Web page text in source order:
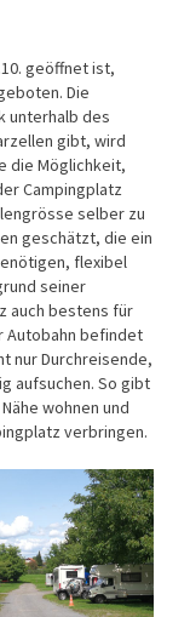
geöffnet ist,
Die
unterhalb des
gibt, wird
die Möglichkeit,
Campingplatz
selber zu
geschätzt, die ein
flexibel
seiner
auch bestens für
Autobahn befindet
nur Durchreisende,
aufsuchen. So gibt
wohnen und
verbringen.